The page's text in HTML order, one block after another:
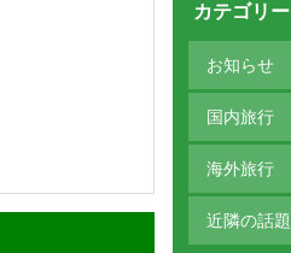
カテゴリー
お知らせ
国内旅行
海外旅行
近隣の話題